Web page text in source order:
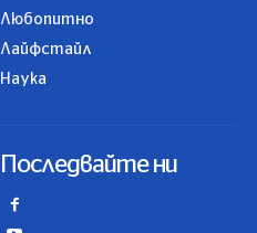
Любопитно
Лайфстайл
Наука
Последвайте ни